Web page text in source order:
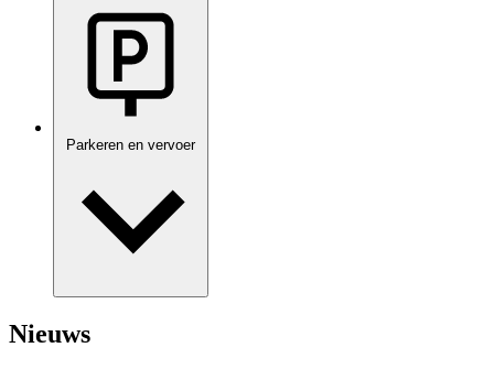
Parkeren en vervoer
Nieuws